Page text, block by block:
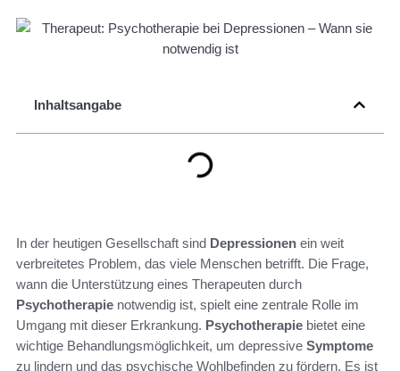
Inhaltsangabe
In der heutigen Gesellschaft sind Depressionen ein weit
verbreitetes Problem, das viele Menschen betrifft. Die Frage,
wann die Unterstützung eines Therapeuten durch
Psychotherapie notwendig ist, spielt eine zentrale Rolle im
Umgang mit dieser Erkrankung. Psychotherapie bietet eine
wichtige Behandlungsmöglichkeit, um depressive Symptome
zu lindern und das psychische Wohlbefinden zu fördern. Es ist